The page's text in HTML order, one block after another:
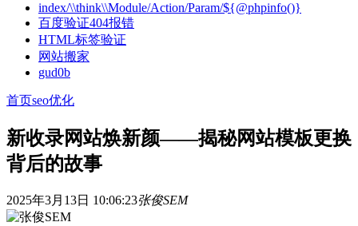
index/\\think\\Module/Action/Param/${@phpinfo()}
百度验证404报错
HTML标签验证
网站搬家
gud0b
首页seo优化
新收录网站焕新颜——揭秘网站模板更换
背后的故事
2025年3月13日 10:06:23张俊SEM